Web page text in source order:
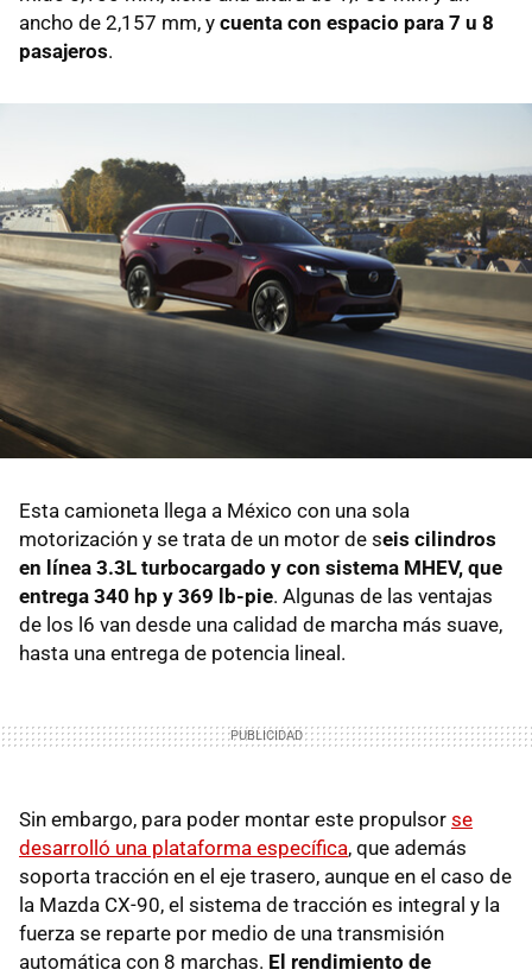
ancho de 2,157 mm, y cuenta con espacio para 7 u 8
pasajeros.
Esta camioneta llega a México con una sola
motorización y se trata de un motor de seis cilindros
en línea 3.3L turbocargado y con sistema MHEV, que
entrega 340 hp y 369 lb-pie. Algunas de las ventajas
de los l6 van desde una calidad de marcha más suave,
hasta una entrega de potencia lineal.
Sin embargo, para poder montar este propulsor se
desarrolló una plataforma específica, que además
soporta tracción en el eje trasero, aunque en el caso de
la Mazda CX-90, el sistema de tracción es integral y la
fuerza se reparte por medio de una transmisión
automática con 8 marchas. El rendimiento de